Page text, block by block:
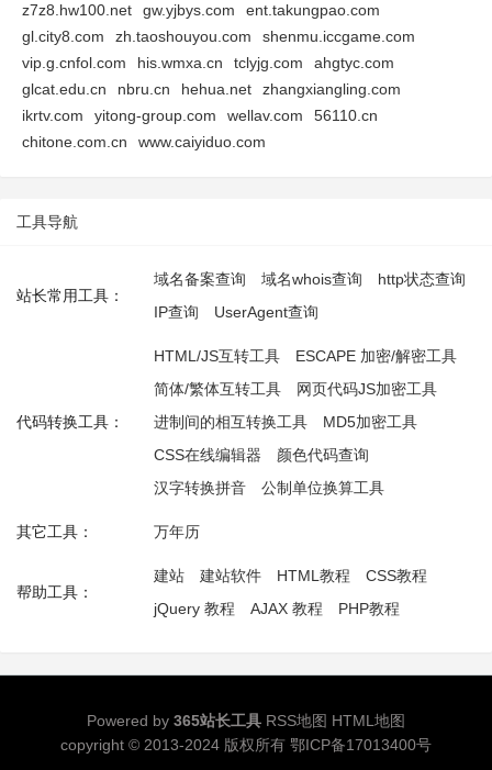
z7z8.hw100.net gw.yjbys.com
ent.takungpao.com
gl.city8.com
zh.taoshouyou.com
shenmu.iccgame.com
vip.g.cnfol.com
his.wmxa.cn tclyjg.com
ahgtyc.com
glcat.edu.cn
nbru.cn hehua.net
zhangxiangling.com
ikrtv.com
yitong-group.com wellav.com
56110.cn
chitone.com.cn
www.caiyiduo.com
工具导航
站长常用工具：
域名备案查询 域名whois查询
http状态查询
IP查询
UserAgent查询
代码转换工具：
HTML/JS互转工具
ESCAPE 加密/解密工具
简体/繁体互转工具
网页代码JS加密工具
进制间的相互转换工具
MD5加密工具
CSS在线编辑器
颜色代码查询
汉字转换拼音
公制单位换算工具
其它工具： 万年历
帮助工具：
建站 建站软件 HTML教程
CSS教程
jQuery 教程
AJAX 教程 PHP教程
Powered by 365站长工具 RSS地图 HTML地图
copyright © 2013-2024 版权所有 鄂ICP备17013400号